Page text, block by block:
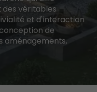
véritables
et d'interaction
de
aménagements,